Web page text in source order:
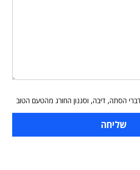
הסתה, דיבה, וסגנון החורג מהטעם הטוב